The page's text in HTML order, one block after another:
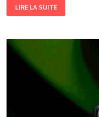
T1
2025
AFFICHE
CROISSANCE
SOLIDE
MAIS
S’INQUIÈTE
LIRE LA SUITE